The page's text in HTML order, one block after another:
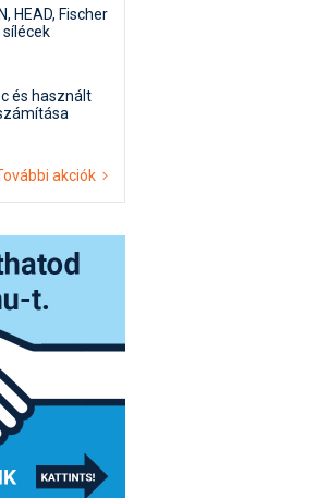
HEAD, Fischer
sílécek
és használt
akciók